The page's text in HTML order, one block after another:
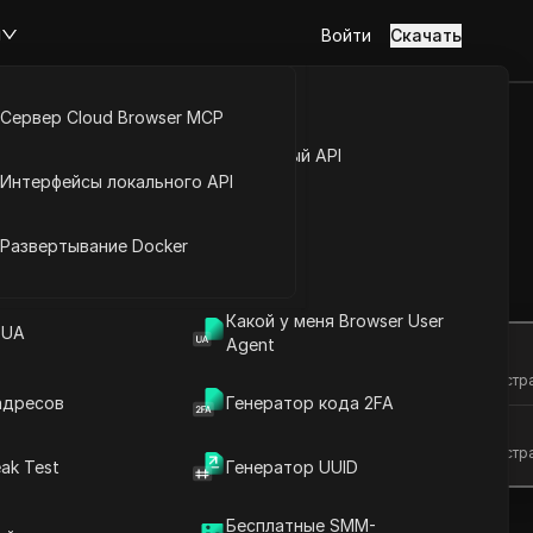
Открытый API
Какой у меня Browser User
Agent
Генератор кода 2FA
Test Генератор UUID
Бесплатные SMM-
Сервер Cloud Browser MCP
Интерфейсы локального API
Развертывание Docker
Войти Скачать
лёгкостью
Задайте вопросы об этой
Задайте вопросы об этой